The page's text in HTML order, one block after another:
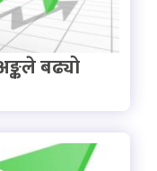
बढ्यो